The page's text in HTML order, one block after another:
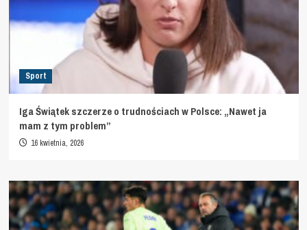
Sport
Iga Świątek szczerze o trudnościach w Polsce: „Nawet ja
mam z tym problem”
16 kwietnia, 2026